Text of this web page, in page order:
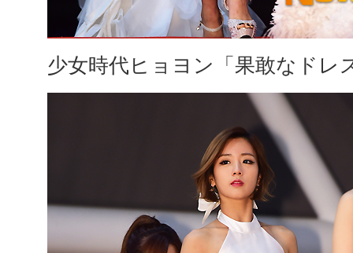
少女時代ヒョヨン「果敢なドレ